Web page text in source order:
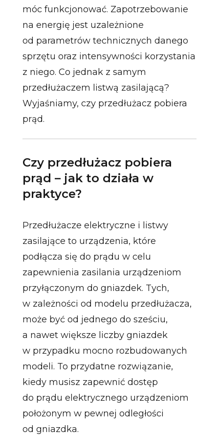
móc funkcjonować. Zapotrzebowanie
na energię jest uzależnione
od parametrów technicznych danego
sprzętu oraz intensywności korzystania
z niego. Co jednak z samym
przedłużaczem listwą zasilającą?
Wyjaśniamy, czy przedłużacz pobiera
prąd.
Czy przedłużacz pobiera
prąd – jak to działa w
praktyce?
Przedłużacze elektryczne i listwy
zasilające to urządzenia, które
podłącza się do prądu w celu
zapewnienia zasilania urządzeniom
przyłączonym do gniazdek. Tych,
w zależności od modelu przedłużacza,
może być od jednego do sześciu,
a nawet większe liczby gniazdek
w przypadku mocno rozbudowanych
modeli. To przydatne rozwiązanie,
kiedy musisz zapewnić dostęp
do prądu elektrycznego urządzeniom
położonym w pewnej odległości
od gniazdka.